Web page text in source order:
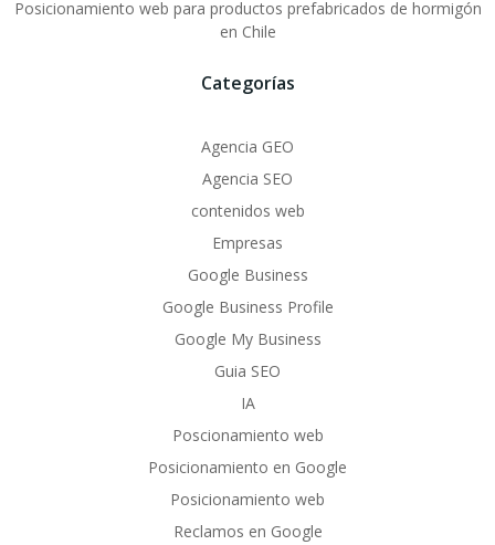
Posicionamiento web para productos prefabricados de hormigón
en Chile
Categorías
Agencia GEO
Agencia SEO
contenidos web
Empresas
Google Business
Google Business Profile
Google My Business
Guia SEO
IA
Poscionamiento web
Posicionamiento en Google
Posicionamiento web
Reclamos en Google